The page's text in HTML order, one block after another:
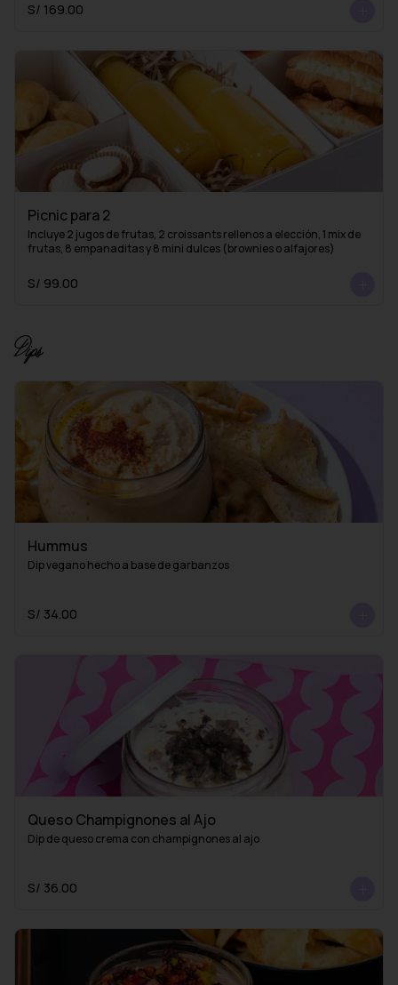
S/ 169.00
Picnic para 2
Incluye 2 jugos de frutas, 2 croissants rellenos a elección, 1 mix de
frutas, 8 empanaditas y 8 mini dulces (brownies o alfajores)
S/ 99.00
Dips
Hummus
Dip vegano hecho a base de garbanzos
S/ 34.00
Queso Champignones al Ajo
Dip de queso crema con champignones al ajo
S/ 36.00